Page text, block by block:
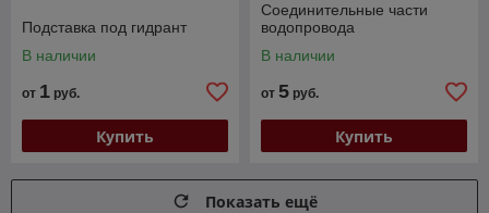
Подставка под гидрант
В наличии
от 1 руб.
Купить
Соединительные части
водопровода
В наличии
от 5 руб.
Купить
Показать ещё